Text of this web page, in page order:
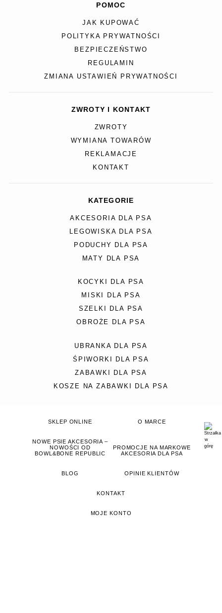
POMOC
JAK KUPOWAĆ
POLITYKA PRYWATNOŚCI
BEZPIECZEŃSTWO
REGULAMIN
ZMIANA USTAWIEŃ PRYWATNOŚCI
ZWROTY I KONTAKT
ZWROTY
WYMIANA TOWARÓW
REKLAMACJE
KONTAKT
KATEGORIE
AKCESORIA DLA PSA
LEGOWISKA DLA PSA
PODUCHY DLA PSA
MATY DLA PSA
KOCYKI DLA PSA
MISKI DLA PSA
SZELKI DLA PSA
OBROŻE DLA PSA
UBRANKA DLA PSA
ŚPIWORKI DLA PSA
ZABAWKI DLA PSA
KOSZE NA ZABAWKI DLA PSA
SKLEP ONLINE O MARCE
NOWE PSIE AKCESORIA –
NOWOŚCI OD
BOWL&BONE REPUBLIC
PROMOCJE NA MARKOWE
AKCESORIA DLA PSA
BLOG OPINIE KLIENTÓW
KONTAKT
MOJE KONTO